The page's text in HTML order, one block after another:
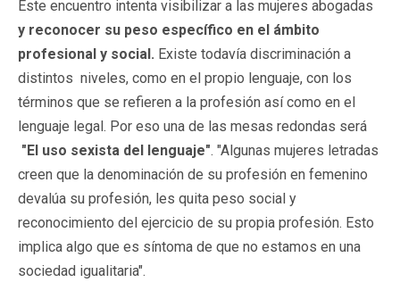
Este encuentro intenta visibilizar a las mujeres abogadas
y reconocer su peso específico en el ámbito
profesional y social. Existe todavía discriminación a
distintos niveles, como en el propio lenguaje, con los
términos que se refieren a la profesión así como en el
lenguaje legal. Por eso una de las mesas redondas será
"El uso sexista del lenguaje". "Algunas mujeres letradas
creen que la denominación de su profesión en femenino
devalúa su profesión, les quita peso social y
reconocimiento del ejercicio de su propia profesión. Esto
implica algo que es síntoma de que no estamos en una
sociedad igualitaria".